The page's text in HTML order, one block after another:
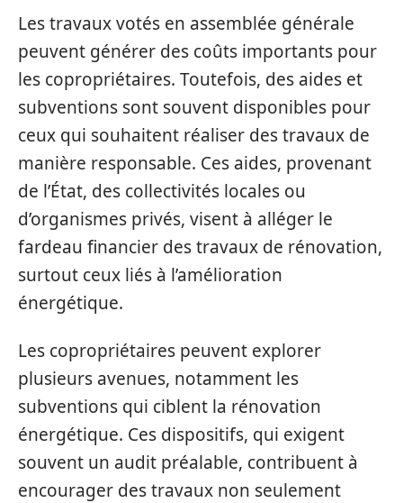
Les travaux votés en assemblée générale
peuvent générer des coûts importants pour
les copropriétaires. Toutefois, des aides et
subventions sont souvent disponibles pour
ceux qui souhaitent réaliser des travaux de
manière responsable. Ces aides, provenant
de l’État, des collectivités locales ou
d’organismes privés, visent à alléger le
fardeau financier des travaux de rénovation,
surtout ceux liés à l’amélioration
énergétique.
Les copropriétaires peuvent explorer
plusieurs avenues, notamment les
subventions qui ciblent la rénovation
énergétique. Ces dispositifs, qui exigent
souvent un audit préalable, contribuent à
encourager des travaux non seulement